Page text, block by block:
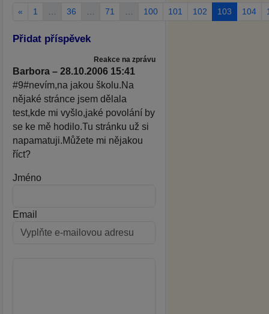
« 1 … 36 … 71 … 100 101 102 103 104
Přidat příspěvek
Reakce na zprávu
Barbora – 28.10.2006 15:41
#9#nevím,na jakou školu.Na
nějaké stránce jsem dělala
test,kde mi vyšlo,jaké povolání by
se ke mě hodilo.Tu stránku už si
napamatuji.Můžete mi nějakou
říct?
Jméno
Email